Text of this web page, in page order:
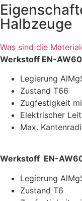
Halbzeuge
Was sind die
Werkstoff EN-
Legierung
Zustand T66
Zugfestigkeit
Elektrischer
Max.
Werkstoff EN-
Legierung
Zustand T6